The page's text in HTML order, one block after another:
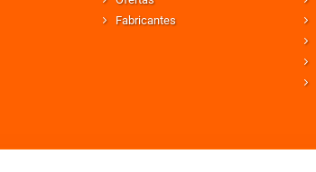
Fabricantes